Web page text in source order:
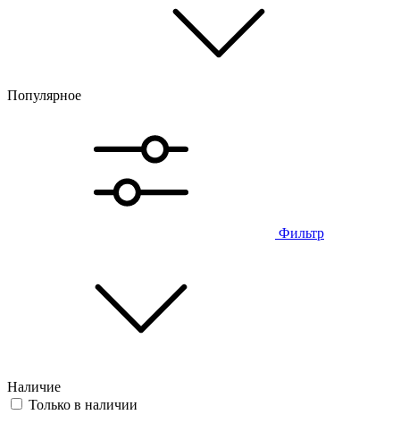
Популярное
Фильтр
Наличие
Только в наличии